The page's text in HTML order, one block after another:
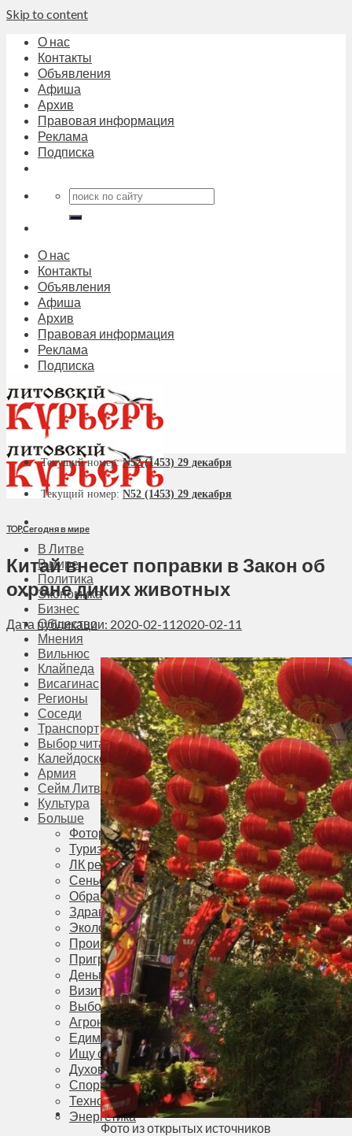
Skip to content
О нас
Контакты
Объявления
Афиша
Архив
Правовая информация
Реклама
Подписка
О нас
Контакты
Объявления
Афиша
Архив
Правовая информация
Реклама
Подписка
В Литве
В мире
Политика
Экономика
Бизнес
Общество
Мнения
Вильнюс
Клайпеда
Висагинас
Регионы
Соседи
Транспорт
Выбор читателей
Калейдоскоп
Армия
Сейм Литвы
Культура
Больше
Фоторепортаж
Туризм
ЛК рекомендует
Сеньорам
Образование
Здравоохранение
Экология
Происшествия
Приграничье
Деньги
Визиты
Выборы
Агроновости
Едим дома
Ищу семью
Духовное пространство
Спорт
Технологии
Энергетика
Текущий номер:N52 (1453) 29 декабря
Текущий номер: N52 (1453) 29 декабря
TOP,Сегодня в мире
Китай внесет поправки в Закон об
охране диких животных
Дата публикации: 2020-02-112020-02-11
Фото из открытых источников